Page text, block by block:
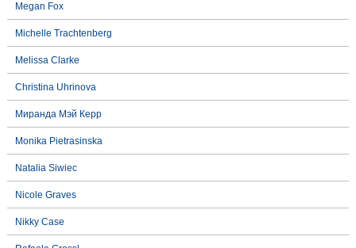
Megan Fox
Michelle Trachtenberg
Melissa Clarke
Christina Uhrinova
Миранда Мэй Керр
Monika Pietrasinska
Natalia Siwiec
Nicole Graves
Nikky Case